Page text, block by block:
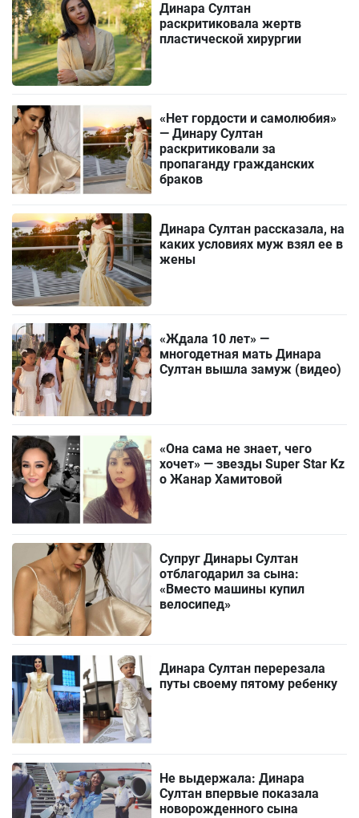
Динара Султан
раскритиковала жертв
пластической хирургии
«Нет гордости и самолюбия»
— Динару Султан
раскритиковали за
пропаганду гражданских
браков
Динара Султан рассказала, на
каких условиях муж взял ее в
жены
«Ждала 10 лет» —
многодетная мать Динара
Султан вышла замуж (видео)
«Она сама не знает, чего
хочет» — звезды Super Star Kz
о Жанар Хамитовой
Супруг Динары Султан
отблагодарил за сына:
«Вместо машины купил
велосипед»
Динара Султан перерезала
путы своему пятому ребенку
Не выдержала: Динара
Султан впервые показала
новорожденного сына